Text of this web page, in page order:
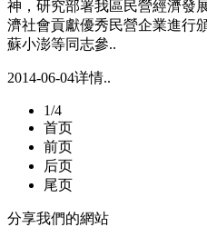
神，研究部署我區民營經濟發
濟社會貢獻優秀民營企業進行
蘇小澎等同志參..
2014-06-04详情..
1/4
首页
前页
后页
尾页
分享我們的網站